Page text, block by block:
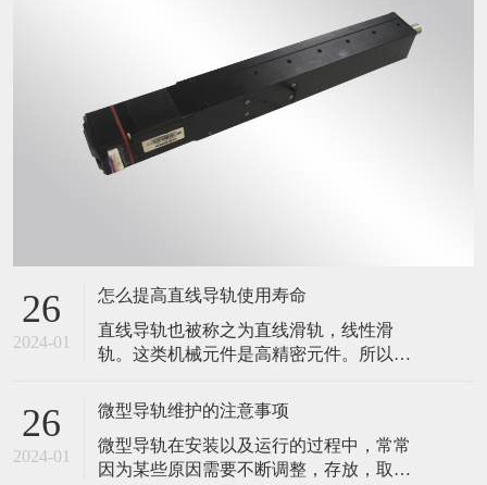
26
2024-01
怎么提高直线导轨使用寿命
直线导轨也被称之为直线滑轨，线性滑
轨。这类机械元件是高精密元件。所以，
会造成直线导轨损坏。在设备的生产制造
以及运行中，大家务必采用更为慎重的心
态，以防止因错误操作造成的上银直线导
轨损坏。那么，我们要怎么做，才能提高
26
2024-01
微型导轨维护的注意事项
微型导轨在安装以及运行的过程中，常常
因为某些原因需要不断调整，存放，取